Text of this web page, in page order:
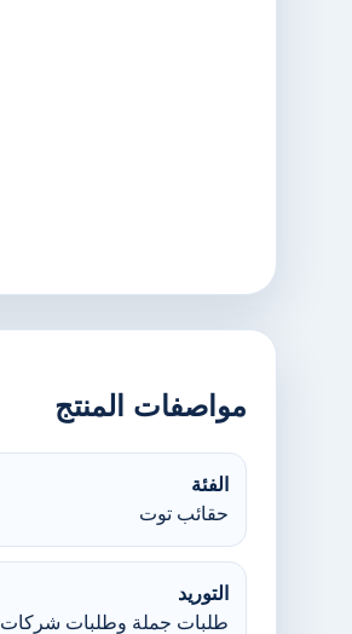
مواصفات المنتج
الفئة
حقائب توت
التوريد
طلبات جملة وطلبات شركات